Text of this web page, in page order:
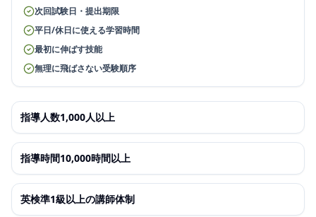
次回試験日・提出期限
平日/休日に使える学習時間
最初に伸ばす技能
無理に飛ばさない受験順序
指導人数1,000人以上
指導時間10,000時間以上
英検準1級以上の講師体制